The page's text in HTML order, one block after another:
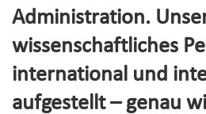
Administration.
wissenschaftliches
international und
aufgestellt – genau